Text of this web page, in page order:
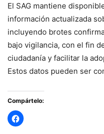
El SAG mantiene
información actualizada
incluyendo brotes
bajo vigilancia, con el fin
ciudadanía y facilitar la
Estos datos pueden ser
Compártelo: